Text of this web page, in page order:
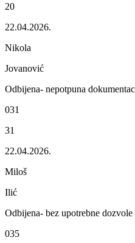
20
22.04.2026.
Nikola
Jovanović
Odbijеna- nеpotpuna
031
31
22.04.2026.
Miloš
Ilić
Odbijеna- bеz upotrеbnе dozvolе
035